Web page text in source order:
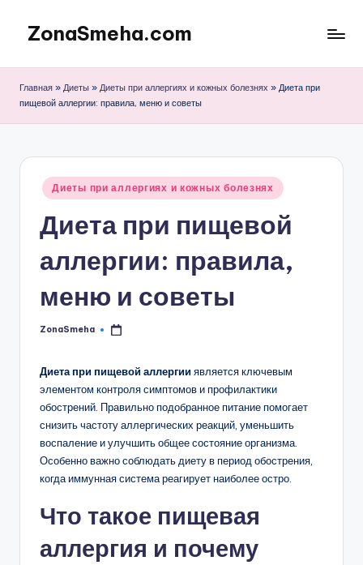
Перейти
содержимому
ZonaSmeha.com
Правильное
Главная » Диеты » Диеты при аллергиях и кожных болезнях » Диета при
пищевой аллергии: правила, меню и советы
Опубликовано
Диеты при аллергиях и кожных болезнях
Диета при пищевой
аллергии: правила,
меню и советы
Запись
ZonaSmeha
Диета при пищевой аллергииявляется ключевым
элементом контроля симптомов и профилактики
обострений. Правильно подобранное питание помогает
снизить частоту аллергических реакций, уменьшить
воспаление и улучшить общее состояние организма.
Особенно важно соблюдать диету в период обострения,
когда иммунная система реагирует наиболее остро.
Что такое пищевая
аллергия и почему